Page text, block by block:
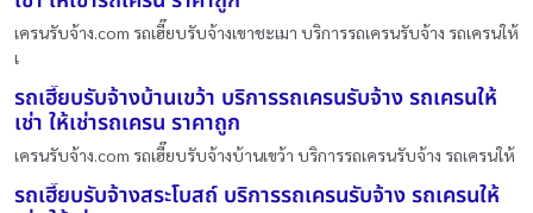
เครนรับจ้าง.com รถเฮี๊ยบรับจ้างเขาชะเมา บริการรถเครนรับจ้าง รถเครนให้
เ
รถเฮี๊ยบรับจ้างบ้านเขว้า บริการรถเครนรับจ้าง รถเครนให้
เช่า ให้เช่ารถเครน ราคาถูก
เครนรับจ้าง.com รถเฮี๊ยบรับจ้างบ้านเขว้า บริการรถเครนรับจ้าง รถเครนให้
รถเฮี๊ยบรับจ้างสระโบสถ์ บริการรถเครนรับจ้าง รถเครนให้